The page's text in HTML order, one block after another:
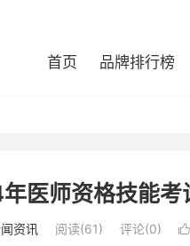
首页 品牌排行榜
医师资格技能考
资讯 阅读(61) 评论(0) 